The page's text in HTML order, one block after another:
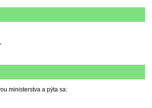
ministerstva a pýta sa: